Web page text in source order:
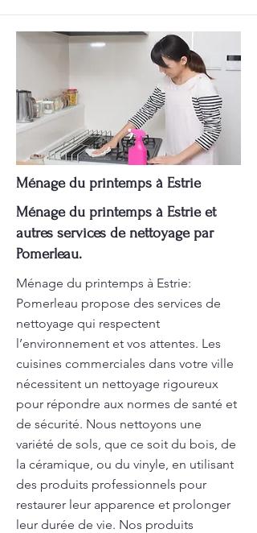
Ménage du printemps à Estrie
Ménage du printemps à Estrie et
autres services de nettoyage par
Pomerleau.
Ménage du printemps à Estrie:
Pomerleau propose des services de
nettoyage qui respectent
l’environnement et vos attentes. Les
cuisines commerciales dans votre ville
nécessitent un nettoyage rigoureux
pour répondre aux normes de santé et
de sécurité. Nous nettoyons une
variété de sols, que ce soit du bois, de
la céramique, ou du vinyle, en utilisant
des produits professionnels pour
restaurer leur apparence et prolonger
leur durée de vie. Nos produits